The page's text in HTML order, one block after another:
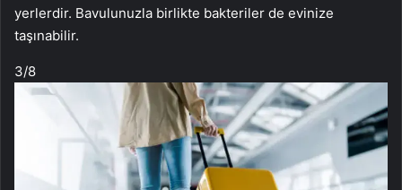
yerlerdir. Bavulunuzla birlikte bakteriler de evinize
taşınabilir.
3/8